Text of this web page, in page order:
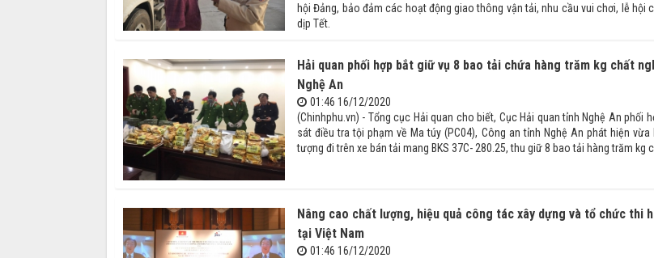
hội Đảng, bảo đảm các hoạt động giao thông vận tải, nhu cầu vui chơi, lễ hội
dịp Tết.
Hải quan phối hợp bắt giữ vụ 8 bao tải chứa hàng trăm kg chất
Nghệ An
01:46 16/12/2020
(Chinhphu.vn) - Tổng cục Hải quan cho biết, Cục Hải quan tỉnh Nghệ An phối
sát điều tra tội phạm về Ma túy (PC04), Công an tỉnh Nghệ An phát hiện
tượng đi trên xe bán tải mang BKS 37C- 280.25, thu giữ 8 bao tải hàng trăm kg
Nâng cao chất lượng, hiệu quả công tác xây dựng và tổ chức thi
tại Việt Nam
01:46 16/12/2020